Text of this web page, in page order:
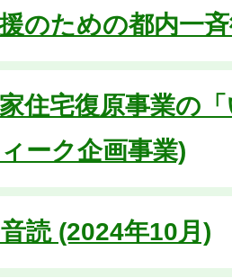
のための都内一
家住宅復原事業の
ーク企画事業)
読 (2024年10月)